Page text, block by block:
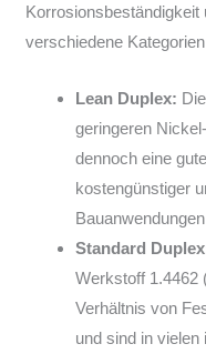
verschiedene
Lean Duplex:
geringeren
dennoch eine
kostengünstiger
Standard
Werkstoff 1.4462
Verhältnis von
und sind in vielen